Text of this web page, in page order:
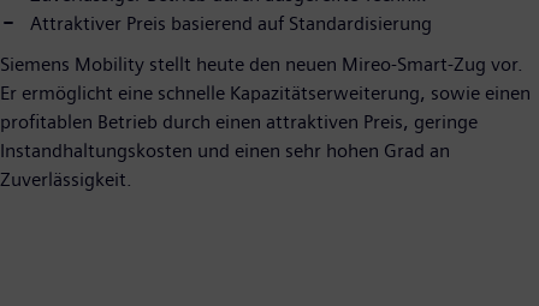
Attraktiver Preis basierend auf Standardisierung
Siemens Mobility stellt heute den neuen Mireo-Smart-Zug vor.
Er ermöglicht eine schnelle Kapazitätserweiterung, sowie einen
profitablen Betrieb durch einen attraktiven Preis, geringe
Instandhaltungskosten und einen sehr hohen Grad an
Zuverlässigkeit.